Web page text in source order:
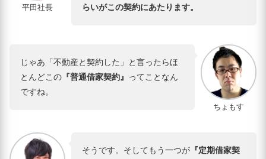
平田社長
らいがこの契約にあたります。
ちょもす
じゃあ「不動産と契約した」と言ったらほ
とんどこの 『普通借家契約』
ってことなん
ですね。
そうです。そしてもう一つが 『定期借家契